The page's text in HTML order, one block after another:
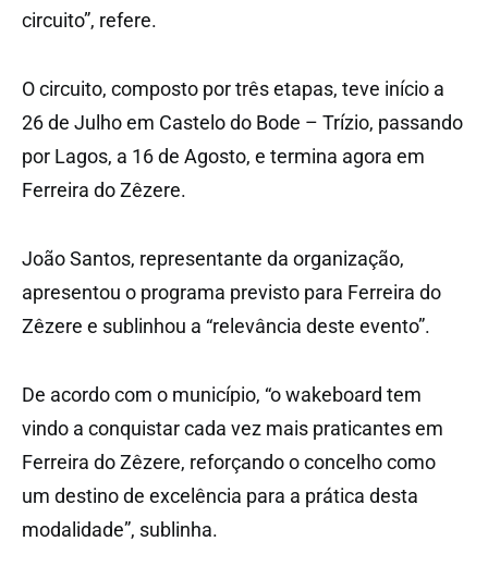
circuito”, refere.
O circuito, composto por três etapas, teve início a
26 de Julho em Castelo do Bode – Trízio, passando
por Lagos, a 16 de Agosto, e termina agora em
Ferreira do Zêzere.
João Santos, representante da organização,
apresentou o programa previsto para Ferreira do
Zêzere e sublinhou a “relevância deste evento”.
De acordo com o município, “o wakeboard tem
vindo a conquistar cada vez mais praticantes em
Ferreira do Zêzere, reforçando o concelho como
um destino de excelência para a prática desta
modalidade”, sublinha.